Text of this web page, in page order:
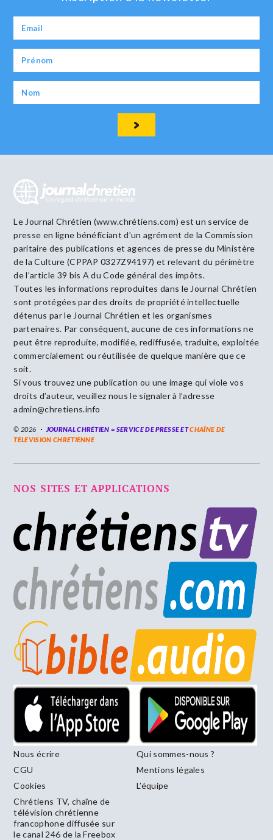
Le Journal Chrétien (www.chrétiens.com) est un service de
presse en ligne bénéficiant d’un agrément de la Commission
paritaire des publications et agences de presse du Ministère
de la Culture (CPPAP 0327Z94197) et relevant du périmètre
de l’article 39 bis A du Code général des impôts.
Toutes les informations reproduites dans le Journal Chrétien
sont protégées par des droits de propriété intellectuelle
détenus par le Journal Chrétien et les organismes
partenaires. Par conséquent, aucune de ces informations ne
peut être reproduite, modifiée, rediffusée, traduite, exploitée
commercialement ou réutilisée de quelque manière que ce
soit.
Si vous trouvez une publication ou une image qui viole vos
droits d’auteur, veuillez nous le signaler à l’adresse
admin@chretiens.info
© 2026 JOURNAL CHRÉTIEN = SERVICE DE PRESSE ETCHAÎNE DE
TELEVISION CHRETIENNE
NOS SITES ET APPLICATIONS
Nous écrire
Qui sommes-nous ?
CGU
Mentions légales
Cookies
L’équipe
Chrétiens TV, chaîne de
télévision chrétienne
francophone diffusée sur
le canal 246 de la Freebox